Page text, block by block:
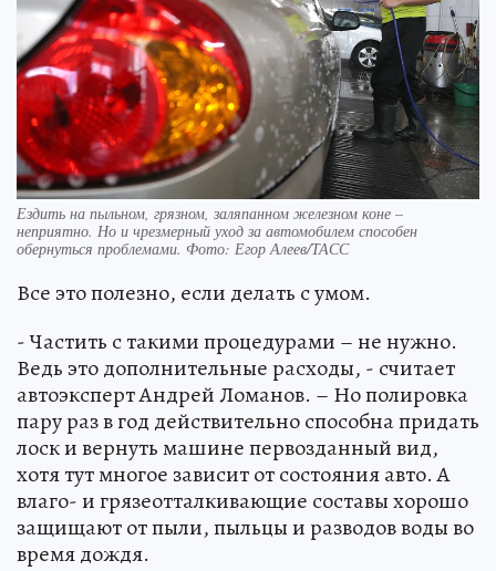
Ездить на пыльном, грязном, заляпанном железном коне –
неприятно. Но и чрезмерный уход за автомобилем способен
обернуться проблемами. Фото: Егор Алеев/ТАСС
Все это полезно, если делать с умом.
- Частить с такими процедурами – не нужно.
Ведь это дополнительные расходы, - считает
автоэксперт Андрей Ломанов. – Но полировка
пару раз в год действительно способна придать
лоск и вернуть машине первозданный вид,
хотя тут многое зависит от состояния авто. А
влаго- и грязеотталкивающие составы хорошо
защищают от пыли, пыльцы и разводов воды во
время дождя.